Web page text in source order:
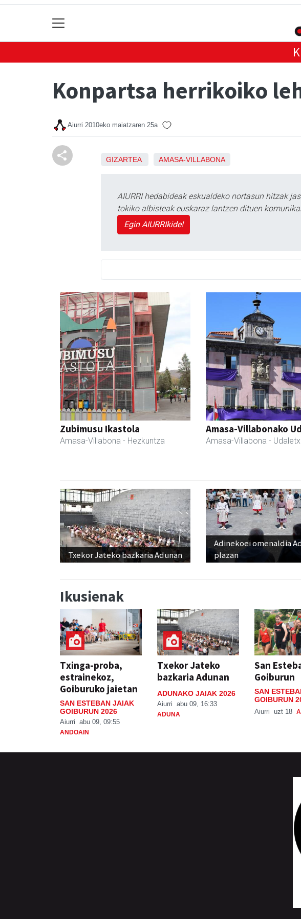
Konpartsa herrikoiko
Aiurri 2010eko maiatzaren 25a
GIZARTEA AMASA-VILLABONA
AIURRI hedabideak eskualdeko nortasun hitzak
tokiko albisteak euskaraz lantzen dituen
Egin AIURRIkide!
Zubimusu Ikastola
Amasa-Villabona - Hezkuntza
Amasa-Villabonako
Amasa-Villabona -
Txekor Jateko bazkaria Adunan
Adinekoei omenaldia
plazan
Ikusienak
Txinga-proba,
estrainekoz,
Goiburuko jaietan
SAN ESTEBAN JAIAK
GOIBURUN 2026
Aiurri abu 09, 09:55
ANDOAIN
Txekor Jateko
bazkaria Adunan
ADUNAKO JAIAK 2026
Aiurri abu 09, 16:33
ADUNA
San
Goiburun
SAN
GOIBURUN
Aiurri uzt 18